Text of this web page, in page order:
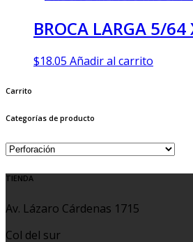
BROCA LARGA 5/
$18.05 Añadir al carrito
Carrito
Categorías de producto
TIENDA
Av. Lázaro Cárdenas 1715
Col del sur